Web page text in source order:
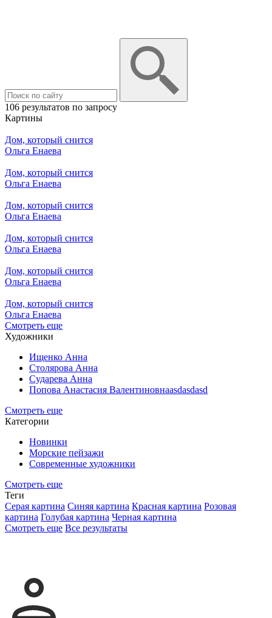
106 результатов по запросу
Картины
Дом, который снится
Ольга Енаева
Дом, который снится
Ольга Енаева
Дом, который снится
Ольга Енаева
Дом, который снится
Ольга Енаева
Дом, который снится
Ольга Енаева
Дом, который снится
Ольга Енаева
Смотреть еще
Художники
Ищенко Анна
Столярова Анна
Сударева Анна
Попова Анастасия Валентиновнаasdasdasd
Смотреть еще
Категории
Новинки
Морские пейзажи
Современные художники
Смотреть еще
Теги
Серая картина Синяя картина Красная картина Розовая
картина Голубая картина Черная картина
Смотреть еще Все результаты